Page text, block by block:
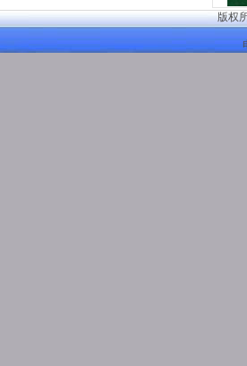
版权